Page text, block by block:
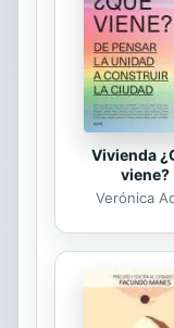
Vivienda
viene?
Verónica